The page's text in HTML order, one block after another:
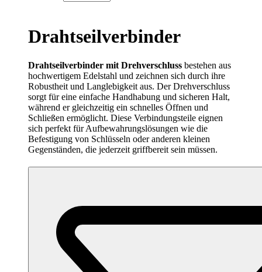
Drahtseilverbinder
Drahtseilverbinder mit Drehverschluss bestehen aus
hochwertigem Edelstahl und zeichnen sich durch ihre
Robustheit und Langlebigkeit aus. Der Drehverschluss
sorgt für eine einfache Handhabung und sicheren Halt,
während er gleichzeitig ein schnelles Öffnen und
Schließen ermöglicht. Diese Verbindungsteile eignen
sich perfekt für Aufbewahrungslösungen wie die
Befestigung von Schlüsseln oder anderen kleinen
Gegenständen, die jederzeit griffbereit sein müssen.